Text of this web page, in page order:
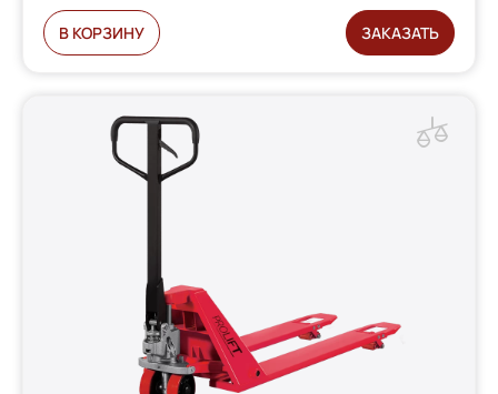
В КОРЗИНУ ЗАКАЗАТЬ